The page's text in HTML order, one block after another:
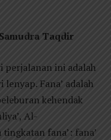
Taqdir
perjalanan ini adalah
Fana’ adalah
kehendak
Al-
fana’: fana’